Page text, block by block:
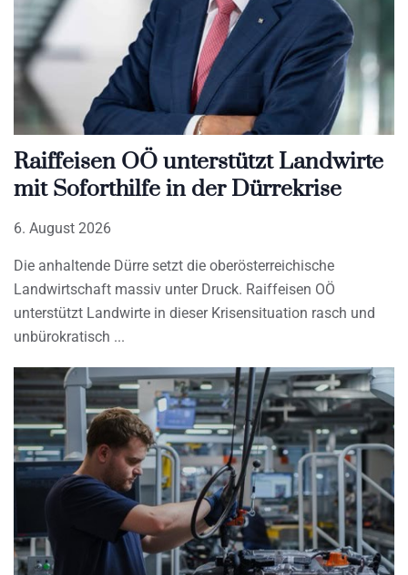
Raiffeisen OÖ unterstützt Landwirte
mit Soforthilfe in der Dürrekrise
6. August 2026
Die anhaltende Dürre setzt die oberösterreichische
Landwirtschaft massiv unter Druck. Raiffeisen OÖ
unterstützt Landwirte in dieser Krisensituation rasch und
unbürokratisch